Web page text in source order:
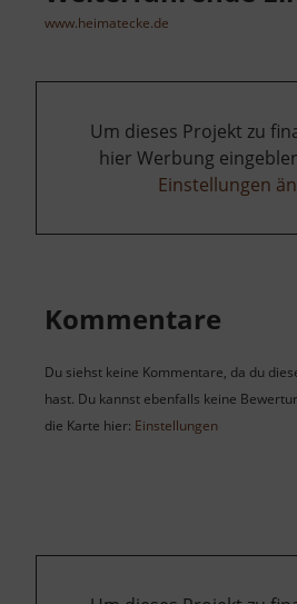
www.heimatecke.de
Um dieses Projekt zu
hier Werbung
Einstellungen
Kommentare
Du siehst keine Kommentare, da du
hast. Du kannst ebenfalls keine
die Karte hier: Einstellungen